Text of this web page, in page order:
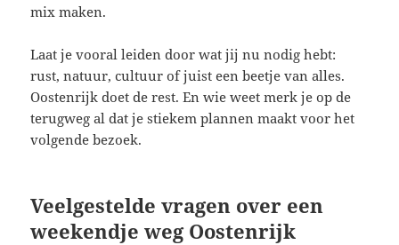
mix maken.
Laat je vooral leiden door wat jij nu nodig hebt:
rust, natuur, cultuur of juist een beetje van alles.
Oostenrijk doet de rest. En wie weet merk je op de
terugweg al dat je stiekem plannen maakt voor het
volgende bezoek.
Veelgestelde vragen over een
weekendje weg Oostenrijk